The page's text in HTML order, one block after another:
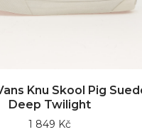
Knu Skool Pig
Deep Twilight
1 849 Kč